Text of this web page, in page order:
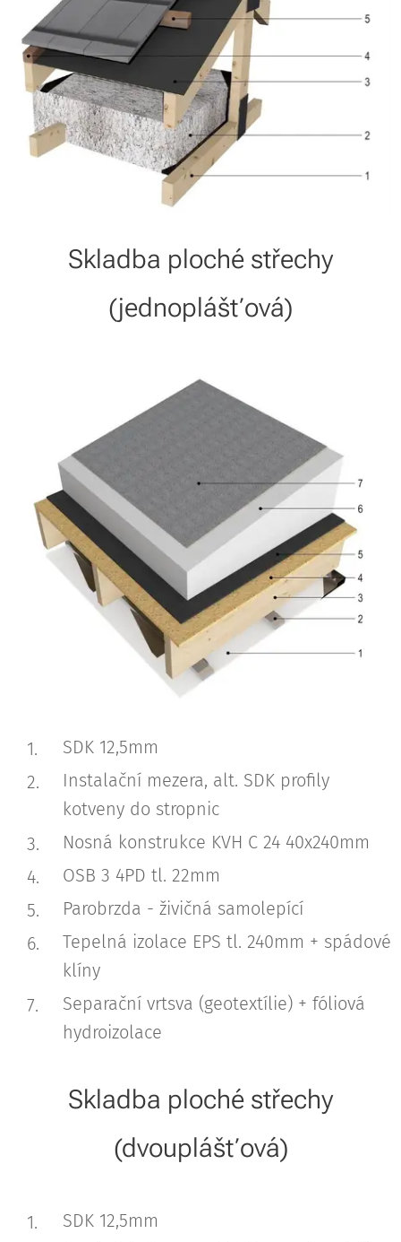
Skladba ploché střechy
(jednoplášťová)
SDK 12,5mm
Instalační mezera, alt. SDK profily
kotveny do stropnic
Nosná konstrukce KVH C 24 40x240mm
OSB 3 4PD tl. 22mm
Parobrzda - živičná samolepící
Tepelná izolace EPS tl. 240mm + spádové
klíny
Separační vrtsva (geotextílie) + fóliová
hydroizolace
Skladba ploché střechy
(dvouplášťová)
SDK 12,5mm